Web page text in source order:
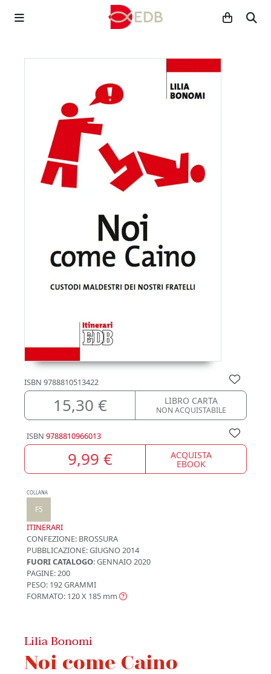
ISBN 9788810513422
15,30 € LIBRO CARTA
NON ACQUISTABILE
ISBN 9788810966013
9,99 € ACQUISTA
EBOOK
COLLANA
F5
ITINERARI
CONFEZIONE: BROSSURA
PUBBLICAZIONE:GIUGNO 2014
FUORI CATALOGO: GENNAIO 2020
PAGINE: 200
PESO: 192 GRAMMI
FORMATO: 120 X 185 mm
Lilia Bonomi
Noi come Caino